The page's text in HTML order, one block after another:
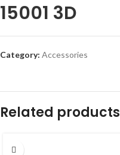
15001 3D
Category: Accessories
Related products